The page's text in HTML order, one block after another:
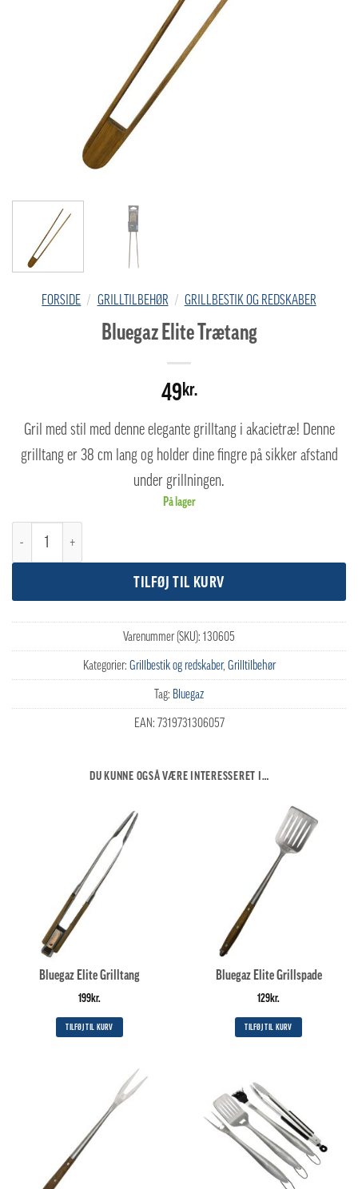
FORSIDE / GRILLTILBEHØR / GRILLBESTIK OG REDSKABER
Bluegaz Elite Trætang
49kr.
Gril med stil med denne elegante grilltang i akacietræ! Denne
grilltang er 38 cm lang og holder dine fingre på sikker afstand
under grillningen.
På lager
Bluegaz Elite Trætang antal
TILFØJ TIL KURV
Varenummer (SKU): 130605
Kategorier: Grillbestik og redskaber, Grilltilbehør
Tag: Bluegaz
EAN: 7319731306057
DU KUNNE OGSÅ VÆRE INTERESSERET I…
Bluegaz Elite Grilltang
199kr.
TILFØJ TIL KURV
Bluegaz Elite Grillspade
129kr.
TILFØJ TIL KURV